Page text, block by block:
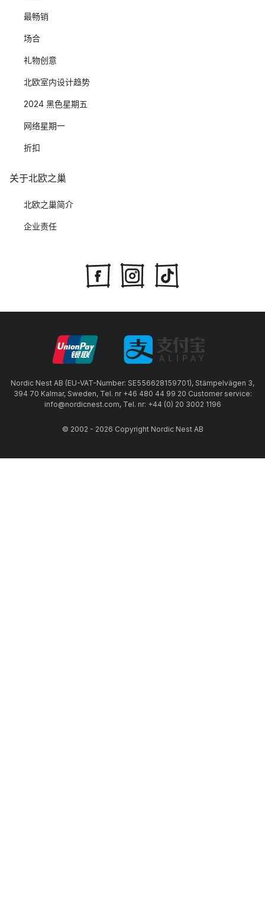
最畅销
场合
礼物创意
北欧室内设计趋势
2024 黑色星期五
网络星期一
折扣
关于北欧之巢
北欧之巢简介
企业责任
Nordic Nest AB (EU-VAT-Number: SE556628159701), Stämpelvägen 3,
394 70 Kalmar, Sweden, Tel. nr +46 480 44 99 20 Customer service:
info@nordicnest.com, Tel. nr: +44 (0) 20 3002 1196
© 2002 - 2026 Copyright Nordic Nest AB